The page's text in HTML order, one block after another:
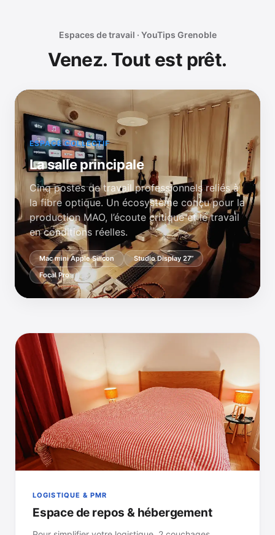
Espaces de travail · YouTips Grenoble
Venez. Tout est prêt.
ESPACE COLLECTIF
La salle principale
Cinq postes de travail professionnels reliés à
la fibre optique. Un écosystème conçu pour la
production MAO, l’écoute critique et le travail
en conditions réelles.
Mac mini Apple Silicon
Studio Display 27”
Focal Pro
LOGISTIQUE & PMR
Espace de repos & hébergement